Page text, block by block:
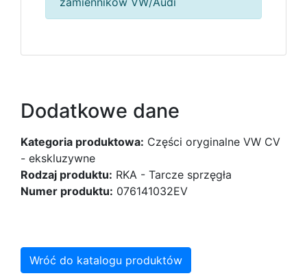
Dodatkowe dane
Kategoria produktowa: Części oryginalne VW CV
- ekskluzywne
Rodzaj produktu: RKA - Tarcze sprzęgła
Numer produktu: 076141032EV
Wróć do katalogu produktów